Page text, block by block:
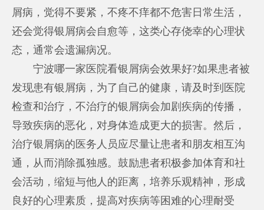
屑病，觉得不要紧，不疼不痒都不危害日常生活，
还会觉得银屑病会自愈等，这类心存侥幸的心理状
态，通常会遗漏病况。
宁波哪一家医院看银屑病会效果好?如果患者被
发现患有银屑病，为了自己的健康，请及时到医院
检查和治疗，不治疗的银屑病会加剧疾病的传播，
导致疾病的恶化，对身体造成更大的损害。然后，
治疗银屑病的医务人员应尽量让患者和朋友相互沟
通，从而消除孤独感。鼓励患者积极参加体育和社
会活动，缩短与他人的距离，培养乐观精神，形成
良好的心理素质，提高对疾病等困难的心理耐受